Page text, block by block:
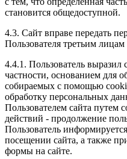
становится общедоступной.
4.3. Сайт вправе передать
Пользователя третьим
4.4.1. Пользователь выразил
частности, основанием для
собираемых с помощью
обработку персональных
Пользователем сайта путем
действий - продолжение
Пользователь
посещении сайта, а также
формы на сайте.